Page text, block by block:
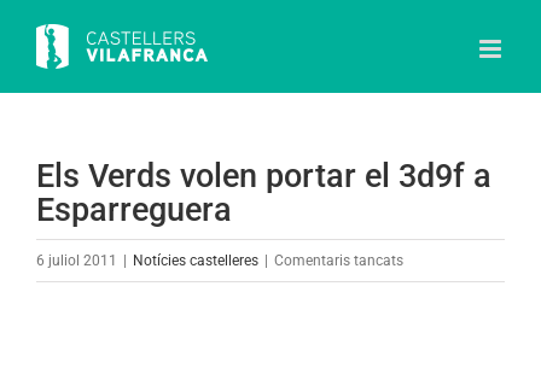
content
Els Verds volen portar el 3d9f a
Esparreguera
6 juliol 2011 Notícies castelleres Comentaris tancatsa